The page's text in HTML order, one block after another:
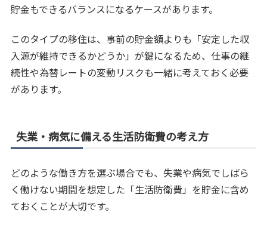
貯金もできるバランスになるケースがあります。
このタイプの移住は、事前の貯金額よりも「安定した収
入源が維持できるかどうか」が鍵になるため、仕事の継
続性や為替レートの変動リスクも一緒に考えておく必要
があります。
失業・病気に備える生活防衛費の考え方
どのような働き方を選ぶ場合でも、失業や病気でしばら
く働けない期間を想定した「生活防衛費」を貯金に含め
ておくことが大切です。